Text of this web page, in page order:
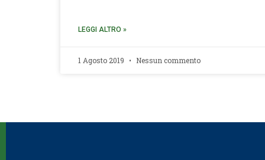
LEGGI ALTRO »
1 Agosto 2019 Nessun commento